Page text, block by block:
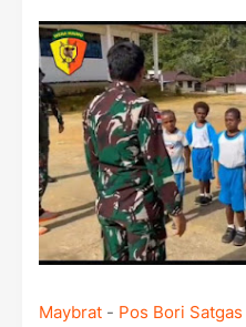
Maybrat - Pos Bori